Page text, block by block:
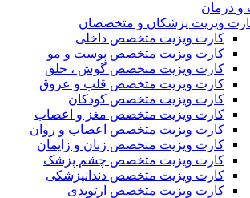
و درمان
ویزیت پزشکان و متخصصان
کارت ویزیت متخصص داخلی
کارت ویزیت متخصص پوست و مو
کارت ویزیت متخصص گوش ، حلق
کارت ویزیت متخصص قلب و عروق
کارت ویزیت متخصص کودکان
کارت ویزیت متخصص مغز و اعصاب
کارت ویزیت متخصص اعصاب و روان
کارت ویزیت متخصص زنان و زایمان
کارت ویزیت متخصص چشم پزشک
کارت ویزیت متخصص دندانپزشکی
کارت ویزیت متخصص ارتوپدی